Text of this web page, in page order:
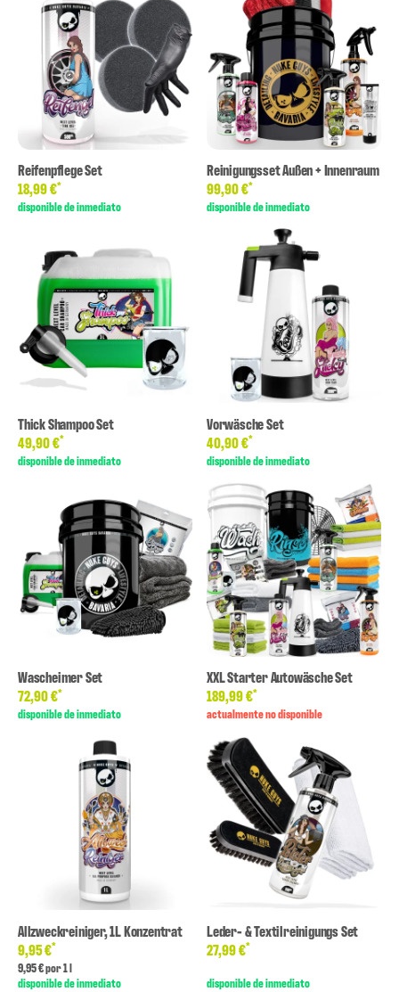
Reifenpflege Set
18,99 €*
disponible de inmediato
Reinigungsset Außen + Innenraum
99,90 €*
disponible de inmediato
Thick Shampoo Set
49,90 €*
disponible de inmediato
Vorwäsche Set
40,90 €*
disponible de inmediato
Wascheimer Set
72,90 €*
disponible de inmediato
XXL Starter Autowäsche Set
189,99 €*
actualmente no disponible
Allzweckreiniger, 1L Konzentrat
9,95 €*
9,95 € por 1 l
disponible de inmediato
Leder- & Textilreinigungs Set
27,99 €*
disponible de inmediato